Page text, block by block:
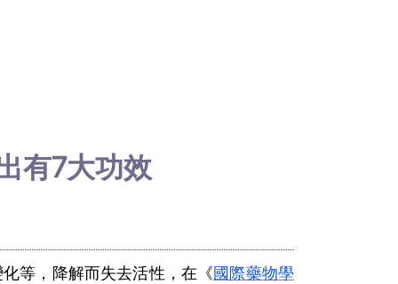
有7大功效
等，降解而失去活性，在《國際藥物學